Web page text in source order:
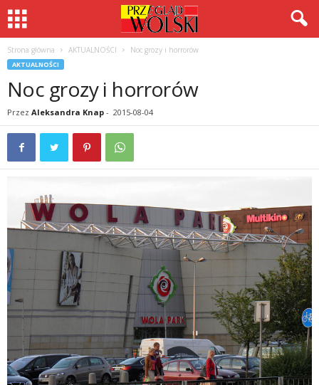
Strona główna AKTUALNOŚCI Noc grozy i horrorów
AKTUALNOŚCI
Noc grozy i horrorów
Przez Aleksandra Knap - 2015-08-04